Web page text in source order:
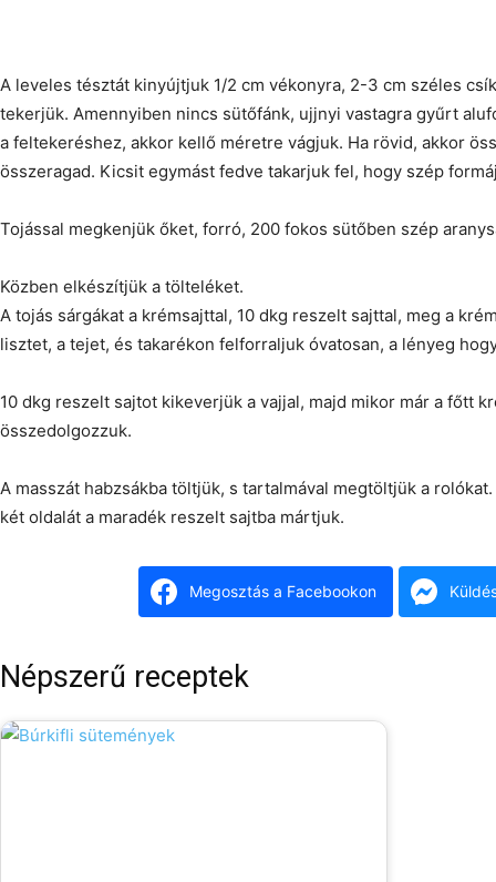
A leveles tésztát kinyújtjuk 1/2 cm vékonyra, 2-3 cm széles
tekerjük. Amennyiben nincs sütőfánk, ujjnyi vastagra gyűrt
a feltekeréshez, akkor kellő méretre vágjuk. Ha rövid, akkor
összeragad. Kicsit egymást fedve takarjuk fel, hogy szép
Tojással megkenjük őket, forró, 200 fokos sütőben szép
Közben elkészítjük a tölteléket.
A tojás sárgákat a krémsajttal, 10 dkg reszelt sajttal, meg a
lisztet, a tejet, és takarékon felforraljuk óvatosan, a lényeg
10 dkg reszelt sajtot kikeverjük a vajjal, majd mikor már a főtt
összedolgozzuk.
A masszát habzsákba töltjük, s tartalmával megtöltjük a
két oldalát a maradék reszelt sajtba mártjuk.
Megosztás a Facebookon
Népszerű receptek